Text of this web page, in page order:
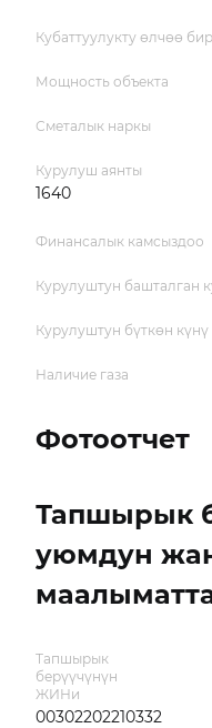
Кубаттуулукту өлчөө
Мощность объекта
Сметалык наркы
Курулуш аянты
1640
Финансалык камсыздоо
Курулуштун башталган
Курулуштун бүткөн күнү
Наличие газа
Фотоотчет
Тапшырык
уюмдун
Тапшырык
берүүчүнүн
ЖИНи
00302202210332